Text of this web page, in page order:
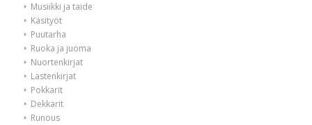
Musiikki ja taide
Käsityöt
Puutarha
Ruoka ja juoma
Nuortenkirjat
Lastenkirjat
Pokkarit
Dekkarit
Runous